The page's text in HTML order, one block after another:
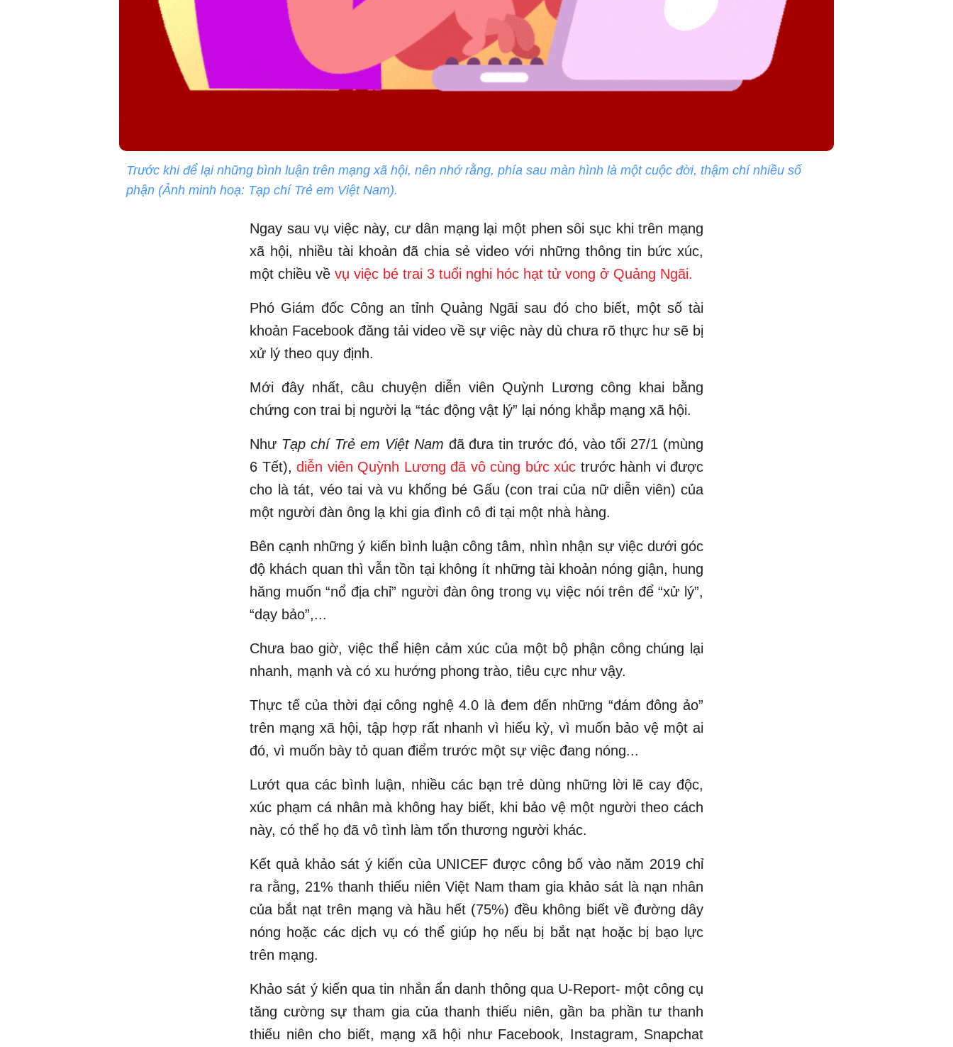
Trước khi để lại những bình luận trên mạng xã hội, nên nhớ rằng, phía sau màn hình là một cuộc đời, thậm chí nhiều số
phận (Ảnh minh hoạ: Tạp chí Trẻ em Việt Nam).
Ngay sau vụ việc này, cư dân mạng lại một phen sôi sục khi trên mạng
xã hội, nhiều tài khoản đã chia sẻ video với những thông tin bức xúc,
một chiều về vụ việc bé trai 3 tuổi nghi hóc hạt tử vong ở Quảng Ngãi.
Phó Giám đốc Công an tỉnh Quảng Ngãi sau đó cho biết, một số tài
khoản Facebook đăng tải video về sự việc này dù chưa rõ thực hư sẽ bị
xử lý theo quy định.
Mới đây nhất, câu chuyện diễn viên Quỳnh Lương công khai bằng
chứng con trai bị người lạ “tác động vật lý” lại nóng khắp mạng xã hội.
Như Tạp chí Trẻ em Việt Nam đã đưa tin trước đó, vào tối 27/1 (mùng
6 Tết), diễn viên Quỳnh Lương đã vô cùng bức xúc trước hành vi được
cho là tát, véo tai và vu khống bé Gấu (con trai của nữ diễn viên) của
một người đàn ông lạ khi gia đình cô đi tại một nhà hàng.
Bên cạnh những ý kiến bình luận công tâm, nhìn nhận sự việc dưới góc
độ khách quan thì vẫn tồn tại không ít những tài khoản nóng giận, hung
hăng muốn “nổ địa chỉ” người đàn ông trong vụ việc nói trên để “xử lý”,
“dạy bảo”,...
Chưa bao giờ, việc thể hiện cảm xúc của một bộ phận công chúng lại
nhanh, mạnh và có xu hướng phong trào, tiêu cực như vậy.
Thực tế của thời đại công nghệ 4.0 là đem đến những “đám đông ảo”
trên mạng xã hội, tập hợp rất nhanh vì hiếu kỳ, vì muốn bảo vệ một ai
đó, vì muốn bày tỏ quan điểm trước một sự việc đang nóng...
Lướt qua các bình luận, nhiều các bạn trẻ dùng những lời lẽ cay độc,
xúc phạm cá nhân mà không hay biết, khi bảo vệ một người theo cách
này, có thể họ đã vô tình làm tổn thương người khác.
Kết quả khảo sát ý kiến của UNICEF được công bố vào năm 2019 chỉ
ra rằng, 21% thanh thiếu niên Việt Nam tham gia khảo sát là nạn nhân
của bắt nạt trên mạng và hầu hết (75%) đều không biết về đường dây
nóng hoặc các dịch vụ có thể giúp họ nếu bị bắt nạt hoặc bị bạo lực
trên mạng.
Khảo sát ý kiến qua tin nhắn ẩn danh thông qua U-Report- một công cụ
tăng cường sự tham gia của thanh thiếu niên, gần ba phần tư thanh
thiếu niên cho biết, mạng xã hội như Facebook, Instagram, Snapchat